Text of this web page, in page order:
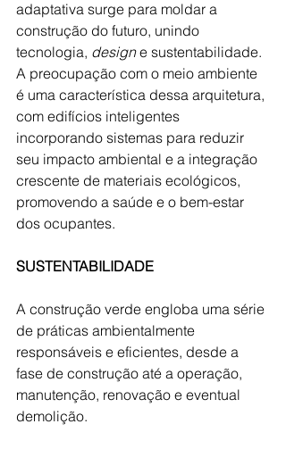
adaptativa surge para moldar a
construção do futuro, unindo
tecnologia, design e sustentabilidade.
A preocupação com o meio ambiente
é uma característica dessa arquitetura,
com edifícios inteligentes
incorporando sistemas para reduzir
seu impacto ambiental e a integração
crescente de materiais ecológicos,
promovendo a saúde e o bem-estar
dos ocupantes.
SUSTENTABILIDADE
A construção verde engloba uma série
de práticas ambientalmente
responsáveis e eficientes, desde a
fase de construção até a operação,
manutenção, renovação e eventual
demolição.